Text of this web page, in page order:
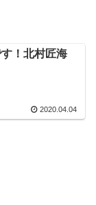
！北村匠海
2020.04.04